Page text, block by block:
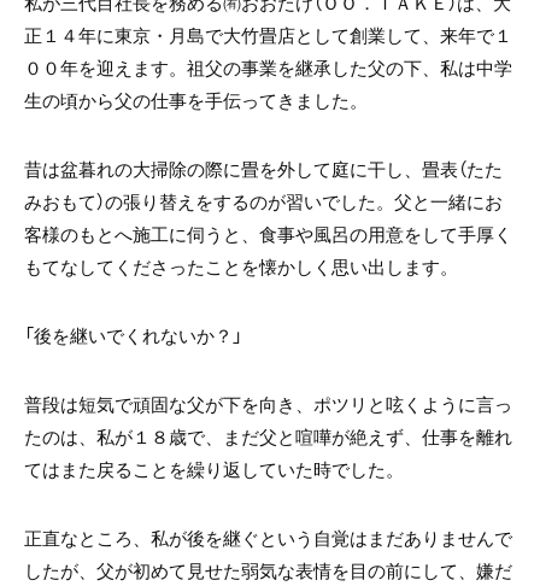
正１４年に東京・月島で大竹畳店として創業して、来年で１
００年を迎えます。祖父の事業を継承した父の下、私は中学
生の頃から父の仕事を手伝ってきました。
昔は盆暮れの大掃除の際に畳を外して庭に干し、畳表（たた
みおもて）の張り替えをするのが習いでした。父と一緒にお
客様のもとへ施工に伺うと、食事や風呂の用意をして手厚く
もてなしてくださったことを懐かしく思い出します。
「後を継いでくれないか？」
普段は短気で頑固な父が下を向き、ポツリと呟くように言っ
たのは、私が１８歳で、まだ父と喧嘩が絶えず、仕事を離れ
てはまた戻ることを繰り返していた時でした。
正直なところ、私が後を継ぐという自覚はまだありませんで
したが、父が初めて見せた弱気な表情を目の前にして、嫌だ